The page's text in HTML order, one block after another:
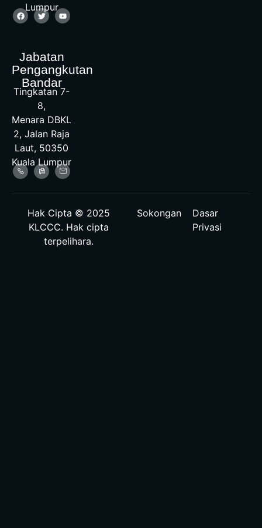
Lumpur
Jabatan
Pengangkutan
Bandar
Tingkatan 7-
8,
Menara DBKL
2, Jalan Raja
Laut, 50350
Kuala Lumpur
Hak Cipta © 2025
KLCCC. Hak cipta
terpelihara.
Sokongan
Dasar
Privasi